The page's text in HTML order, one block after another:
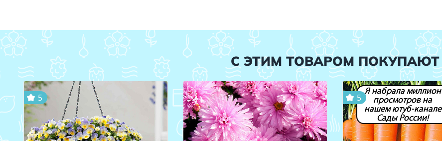
С ЭТИМ ТОВАРОМ ПОКУПАЮТ
5
Я набрала миллион
просмотров на
нашем ютуб-канале
Сады России!
5